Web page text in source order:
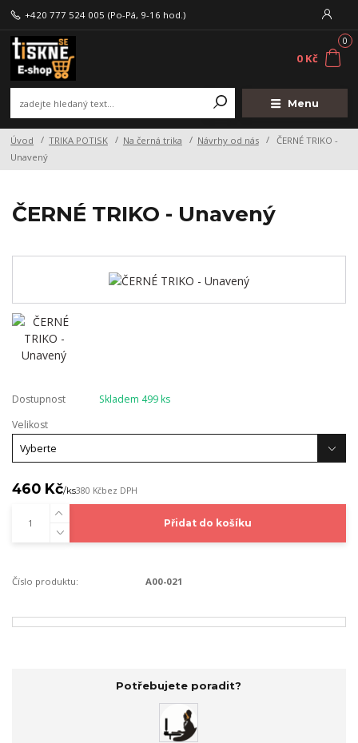
Menu
+420 777 524 005 (Po-Pá, 9-16 hod.)
0
0 Kč
Úvod TRIKA POTISK Na černá trika Návrhy od nás
ČERNÉ TRIKO -
Unavený
ČERNÉ TRIKO - Unavený
Dostupnost
Skladem 499 ks
Velikost
460 Kč/ks380 Kčbez DPH
Přidat do košíku
Číslo produktu: A00-021
Potřebujete poradit?